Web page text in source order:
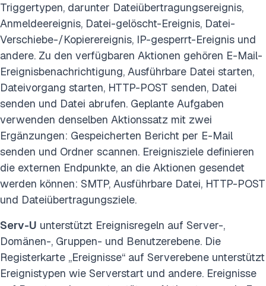
Triggertypen, darunter Dateiübertragungsereignis,
Anmeldeereignis, Datei-gelöscht-Ereignis, Datei-
Verschiebe-/Kopierereignis, IP-gesperrt-Ereignis und
andere. Zu den verfügbaren Aktionen gehören E-Mail-
Ereignisbenachrichtigung, Ausführbare Datei starten,
Dateivorgang starten, HTTP-POST senden, Datei
senden und Datei abrufen. Geplante Aufgaben
verwenden denselben Aktionssatz mit zwei
Ergänzungen: Gespeicherten Bericht per E-Mail
senden und Ordner scannen. Ereignisziele definieren
die externen Endpunkte, an die Aktionen gesendet
werden können: SMTP, Ausführbare Datei, HTTP-POST
und Dateiübertragungsziele.
Serv-U unterstützt Ereignisregeln auf Server-,
Domänen-, Gruppen- und Benutzerebene. Die
Registerkarte „Ereignisse“ auf Serverebene unterstützt
Ereignistypen wie Serverstart und andere. Ereignisse